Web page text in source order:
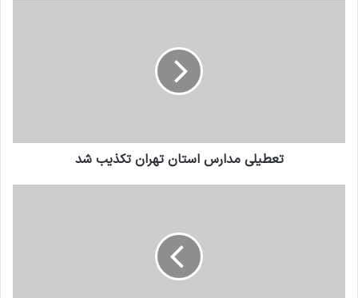
تعطیلی مدارس استان تهران تکذیب شد